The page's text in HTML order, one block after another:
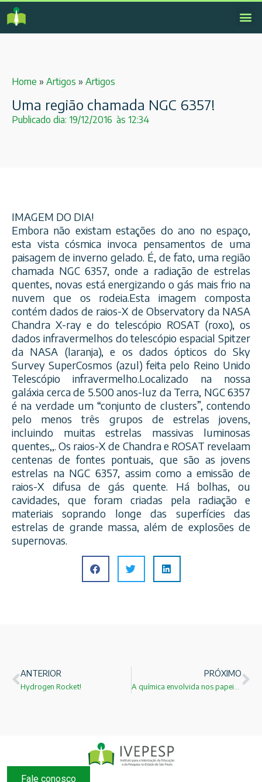
Home » Artigos » Artigos
Uma região chamada NGC 6357!
Publicado dia: 19/12/2016 às 12:34
IMAGEM DO DIA!
Embora não existam estações do ano no espaço,
esta vista cósmica invoca pensamentos de uma
paisagem de inverno gelado. É, de fato, uma região
chamada NGC 6357, onde a radiação de estrelas
quentes, novas está energizando o gás mais frio na
nuvem que os rodeia.Esta imagem composta
contém dados de raios-X de Observatory da NASA
Chandra X-ray e do telescópio ROSAT (roxo), os
dados infravermelhos do telescópio espacial Spitzer
da NASA (laranja), e os dados ópticos do Sky
Survey SuperCosmos (azul) feita pelo Reino Unido
Telescópio infravermelho.Localizado na nossa
galáxia cerca de 5.500 anos-luz da Terra, NGC 6357
é na verdade um “conjunto de clusters”, contendo
pelo menos três grupos de estrelas jovens,
incluindo muitas estrelas massivas luminosas
quentes,,. Os raios-X de Chandra e ROSAT revelaam
centenas de fontes pontuais, que são as jovens
estrelas na NGC 6357, assim como a emissão de
raios-X difusa de gás quente. Há bolhas, ou
cavidades, que foram criadas pela radiação e
materiais soprando longe das superfícies das
estrelas de grande massa, além de explosões de
supernovas.
ANTERIOR
Hydrogen Rocket!
PRÓXIMO
Fale conosco